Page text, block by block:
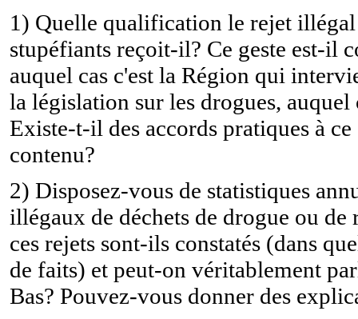
1) Quelle qualification le rejet
stupéfiants reçoit-il? Ce geste est-il
auquel cas c'est la Région qui
la législation sur les drogues,
Existe-t-il des accords pratiques à
contenu?
2) Disposez-vous de statistiques
illégaux de déchets de drogue ou
ces rejets sont-ils constatés (dans
de faits) et peut-on véritablement
Bas? Pouvez-vous donner des